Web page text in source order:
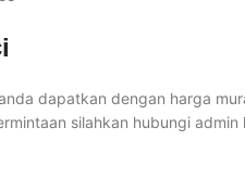
dapatkan dengan harga
silahkan hubungi